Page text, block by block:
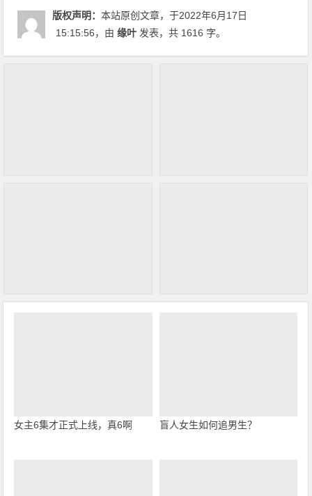
版权声明：本站原创文章，于2022年6月17日
15:15:56，由缘叶 发表，共 1616 字。
女主6集才正式上线，真6啊 盲人女生如何追男生？